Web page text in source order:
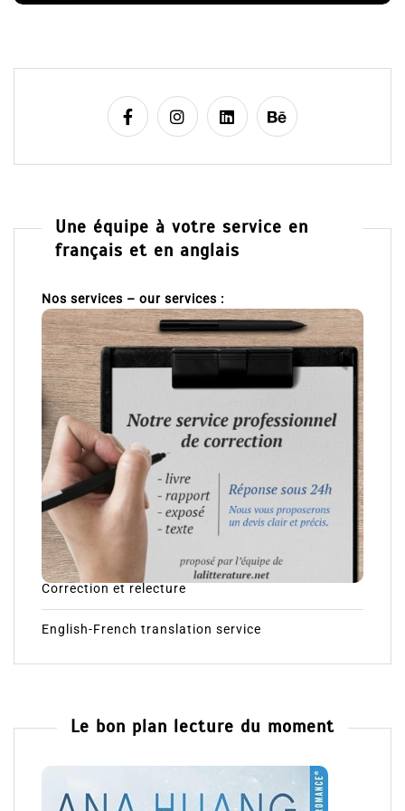
Une équipe à votre service en
français et en anglais
Nos services – our services :
Correction et relecture
English-French translation service
Le bon plan lecture du moment